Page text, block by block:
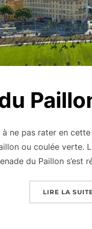
ne pas rater en
ou coulée verte.
du Paillon
LIRE LA